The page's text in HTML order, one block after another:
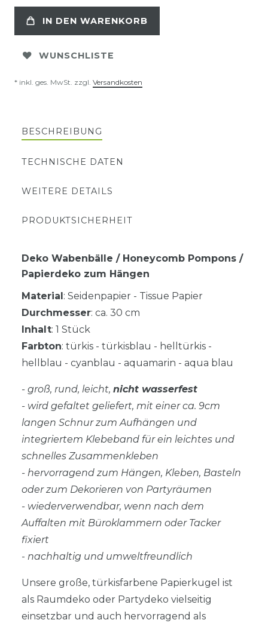
IN DEN WARENKORB
WUNSCHLISTE
* inkl. ges. MwSt. zzgl. Versandkosten
BESCHREIBUNG
TECHNISCHE DATEN
WEITERE DETAILS
PRODUKTSICHERHEIT
Deko Wabenbälle / Honeycomb Pompons /
Papierdeko zum Hängen
Material : Seidenpapier - Tissue Papier
Durchmesser: ca. 30 cm
Inhalt: 1 Stück
Farbton: türkis - türkisblau - helltürkis -
hellblau - cyanblau - aquamarin - aqua blau
- groß, rund, leicht, nicht wasserfest
- wird gefaltet geliefert, mit einer ca. 9cm
langen Schnur zum Aufhängen und
integriertem Klebeband für ein leichtes und
schnelles Zusammenkleben
- hervorragend zum Hängen, Kleben, Basteln
oder zum Dekorieren von Partyräumen
- wiederverwendbar, wenn nach dem
Auffalten mit Büroklammern oder Tacker
fixiert
- nachhaltig und umweltfreundlich
Unsere große, türkisfarbene Papierkugel ist
als Raumdeko oder Partydeko vielseitig
einsetzbar und auch hervorragend als